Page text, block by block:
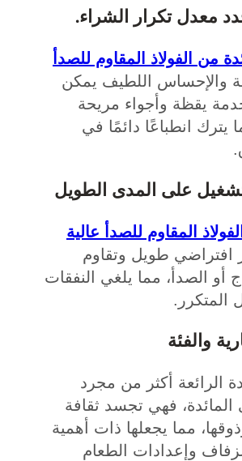
تكرار الشراء.
المقاوم للصدأ
اللطيف يمكن
يقظة وأجواء مريحة
انطباعًا دائمًا في
على المدى الطويل
المقاوم للصدأ عالية
طويل وتقاوم
الصدأ، مما يلغي النفقات
أكثر من مجرد
فهي تجسد ثقافة
مما يجعلها ذات أهمية
وإعدادات الطعام